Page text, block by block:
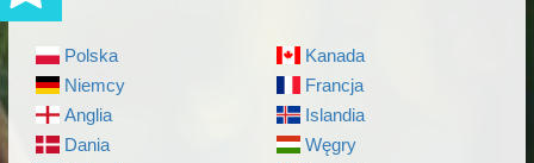
Polska
Niemcy
Anglia
Dania
Kanada
Francja
Islandia
Węgry